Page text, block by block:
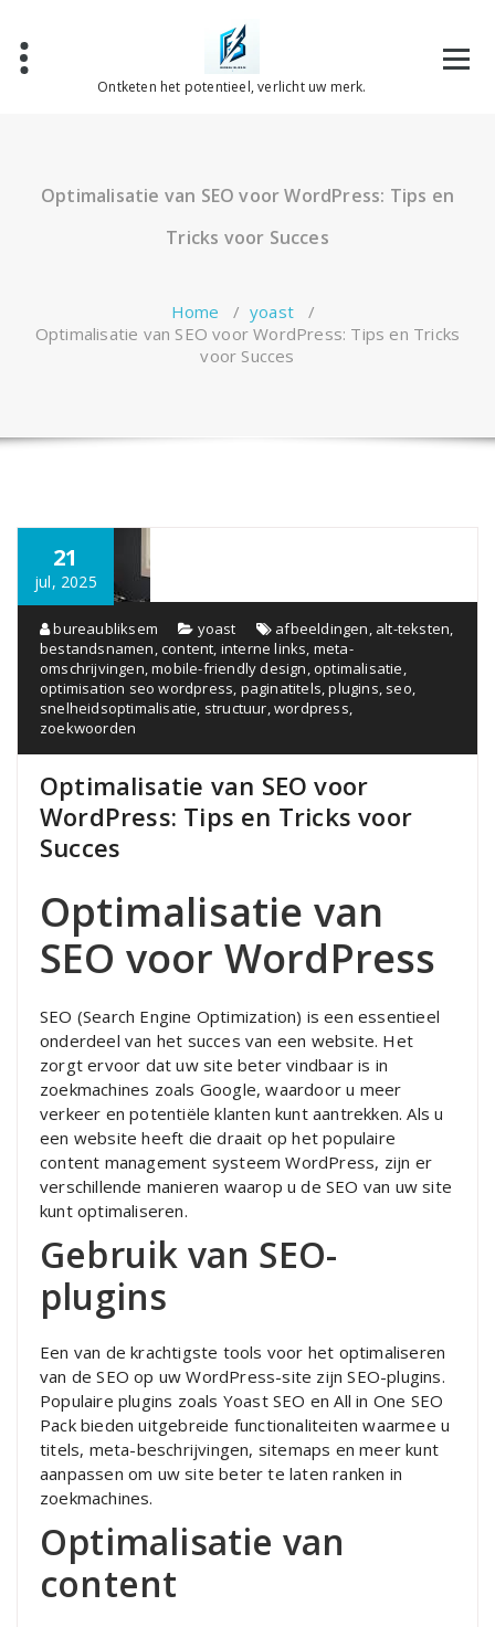
inhoud
Ontketen het potentieel, verlicht uw merk.
Optimalisatie van SEO voor WordPress: Tips en
Tricks voor Succes
Home / yoast/
Optimalisatie van SEO voor WordPress: Tips en Tricks
voor Succes
21
jul, 2025
bureaubliksem yoast afbeeldingen, alt-teksten,
bestandsnamen,content, interne links, meta-
omschrijvingen,mobile-friendly design,optimalisatie,
optimisation seo wordpress, paginatitels,plugins, seo,
snelheidsoptimalisatie, structuur,wordpress,
zoekwoorden
Optimalisatie van SEO voor
WordPress: Tips en Tricks voor
Succes
Optimalisatie van
SEO voor WordPress
SEO (Search Engine Optimization) is een essentieel
onderdeel van het succes van een website. Het
zorgt ervoor dat uw site beter vindbaar is in
zoekmachines zoals Google, waardoor u meer
verkeer en potentiële klanten kunt aantrekken. Als u
een website heeft die draait op het populaire
content management systeem WordPress, zijn er
verschillende manieren waarop u de SEO van uw site
kunt optimaliseren.
Gebruik van SEO-
plugins
Een van de krachtigste tools voor het optimaliseren
van de SEO op uw WordPress-site zijn SEO-plugins.
Populaire plugins zoals Yoast SEO en All in One SEO
Pack bieden uitgebreide functionaliteiten waarmee u
titels, meta-beschrijvingen, sitemaps en meer kunt
aanpassen om uw site beter te laten ranken in
zoekmachines.
Optimalisatie van
content